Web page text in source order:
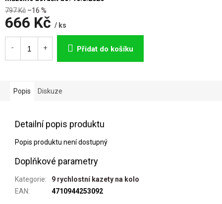
797 Kč –16 %
666 Kč / ks
Měrná
cena:
Přidat do košíku
Popis Diskuze
Detailní popis produktu
Popis produktu není dostupný
Doplňkové parametry
Kategorie:
9 rychlostní kazety na kolo
EAN: 4710944253092